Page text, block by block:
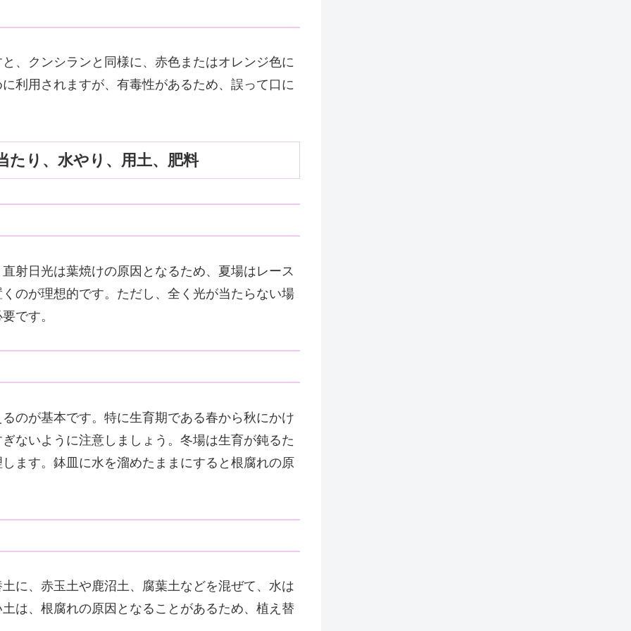
、クンシランと同様に、赤色またはオレンジ色に
利用されますが、有毒性があるため、誤って口に
たり、水やり、用土、肥料
射日光は葉焼けの原因となるため、夏場はレース
のが理想的です。ただし、全く光が当たらない場
です。
のが基本です。特に生育期である春から秋にかけ
ないように注意しましょう。冬場は生育が鈍るた
ます。鉢皿に水を溜めたままにすると根腐れの原
に、赤玉土や鹿沼土、腐葉土などを混ぜて、水は
は、根腐れの原因となることがあるため、植え替